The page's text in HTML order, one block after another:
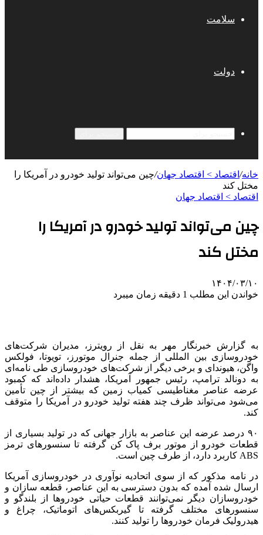
سلامت
دولت
خانه/ اقتصاد > اقتصاد جهان/چین می‌تواند تولید خودرو در آمریکا را
مختل کند
اقتصاد > اقتصاد جهان
چین می‌تواند تولید خودرو در آمریکا را
مختل کند
۱۴۰۴/۰۳/۱۰
خواندن این مطلب 1 دقیقه زمان میبرد
به گزارش خبرنگار مهر به نقل از رویترز، مدیران شرکت‌های
خودروسازی بین المللی از جمله جنرال موتورز، تویوتا، فولکس
واگن، هیوندای و برخی دیگر از شرکت‌های خودروسازی طی نامه‌ای
به دونالد ترامپ، رئیس جمهور آمریکا، هشدار داده‌اند که کمبود
عرضه عناصر مغناطیسی کمیاب زمین که بیشتر از چین تأمین
می‌شود می‌تواند ظرف چند هفته تولید خودرو در آمریکا را متوقف
کند.
۹۰ درصد عرضه این عناصر به بازار جهانی که در تولید بسیاری از
قطعات خودرو از موتور برف پاک کن گرفته تا سنسورهای ترمز
ABS کاربرد دارد، از طرف چین است.
در نامه مذکور که از سوی اتحادیه نوآوری در خودروسازی آمریکا
ارسال شده آمده که بدون دسترسی به این عناصر، قطعه سازان و
خودروسازان دیگر نمی‌توانند قطعات حیاتی خودروها از بلندگو و
سنسورهای مختلف گرفته تا گیربکس‌های اتوماتیک، چراغ و
هیدرولیک فرمان خودروها را تولید کنند.